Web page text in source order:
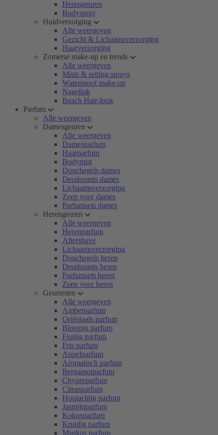
Herengeuren
Bodyspray
Huidverzorging
Alle weergeven
Gezicht & Lichaamsverzorging
Haarverzorging
Zomerse make-up en trends
Alle weergeven
Mists & setting sprays
Waterproof make-up
Nagellak
Beach Hair-look
Parfum
Alle weergeven
Damesgeuren
Alle weergeven
Damesparfum
Haarparfum
Bodymist
Douchegels dames
Deodorants dames
Lichaamsverzorging
Zeep voor dames
Parfumsets dames
Herengeuren
Alle weergeven
Herenparfum
Aftershave
Lichaamsverzorging
Douchegels heren
Deodorants heren
Parfumsets heren
Zeep voor heren
Geurnoten
Alle weergeven
Amberparfum
Oriëntaals parfum
Bloemig parfum
Fruitig parfum
Fris parfum
Appelparfum
Aromatisch parfum
Bergamotparfum
Chypreparfum
Citrusparfum
Houtachtig parfum
Jasmijnparfum
Kokosparfum
Kruidig parfum
Muskus parfum